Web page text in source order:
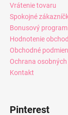
Vrátenie tovaru
Spokojné
Bonusový program
Hodnotenie
Obchodné
Ochrana
Kontakt
Pinterest